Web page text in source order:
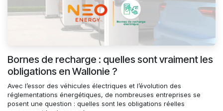
Bornes de recharge : quelles sont vraiment les
obligations en Wallonie ?
Avec l’essor des véhicules électriques et l’évolution des
réglementations énergétiques, de nombreuses entreprises se
posent une question : quelles sont les obligations réelles